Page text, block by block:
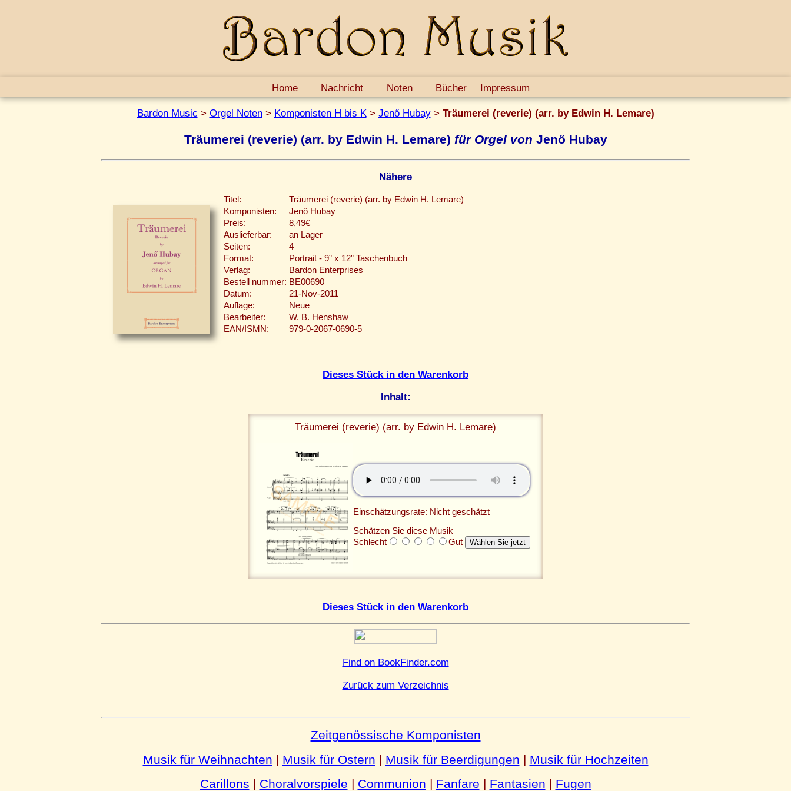
Home Nachricht Noten Bücher Impressum
Bardon Music > Orgel Noten> Komponisten H bis K> Jenő Hubay> Träumerei (reverie) (arr. by Edwin H. Lemare)
Träumerei (reverie) (arr. by Edwin H. Lemare) für Orgel von Jenő Hubay
Nähere
Titel:
Träumerei (reverie) (arr. by Edwin H. Lemare)
Komponisten:
Jenő Hubay
Preis:
8,49€
Auslieferbar:
an Lager
Seiten:
4
Format:
Portrait - 9” x 12” Taschenbuch
Verlag:
Bardon Enterprises
Bestell nummer: BE00690
Datum:
21-Nov-2011
Auflage:
Neue
Bearbeiter:
W. B. Henshaw
EAN/ISMN:
979-0-2067-0690-5
Dieses Stück in den Warenkorb
Inhalt:
Träumerei (reverie) (arr. by Edwin H. Lemare)
Einschätzungsrate: Nicht geschätzt
Schätzen Sie diese Musik
Schlecht
Gut
Dieses Stück in den Warenkorb
Find on BookFinder.com
Zurück zum Verzeichnis
Zeitgenössische Komponisten
Musik für Weihnachten | Musik für Ostern | Musik für Beerdigungen | Musik für Hochzeiten
Carillons | Choralvorspiele | Communion | Fanfare | Fantasien | Fugen